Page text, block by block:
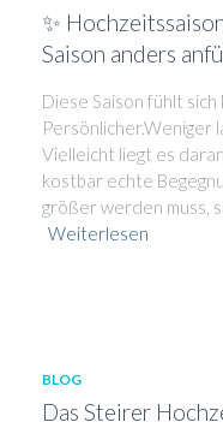
✨
Saison anders
Diese Saison fühlt
Persönlicher.Weniger
Vielleicht liegt es
kostbar echte
größer werden muss,
Weiterlesen
BLOG
Das Steirer